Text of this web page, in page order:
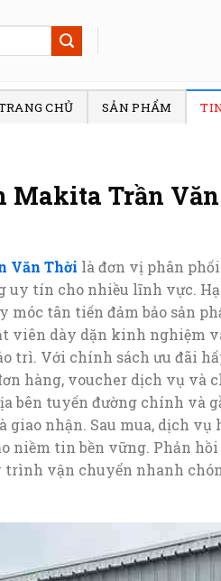
CHỦ SẢN PHẨM
Makita Trần
Văn Thời là đơn vị phân
uy tín cho nhiều lĩnh vực.
tân tiến đảm bảo sản
viên dày dặn kinh nghiệm
trì. Với chính sách ưu đãi
hàng, voucher dịch vụ và
bên tuyến đường chính và
nhận. Sau mua, dịch vụ
niềm tin bền vững. Phản
vận chuyển nhanh